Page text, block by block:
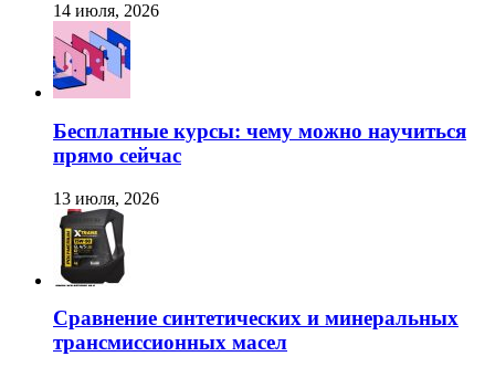
14 июля, 2026
Бесплатные курсы: чему можно научиться
прямо сейчас
13 июля, 2026
Сравнение синтетических и минеральных
трансмиссионных масел